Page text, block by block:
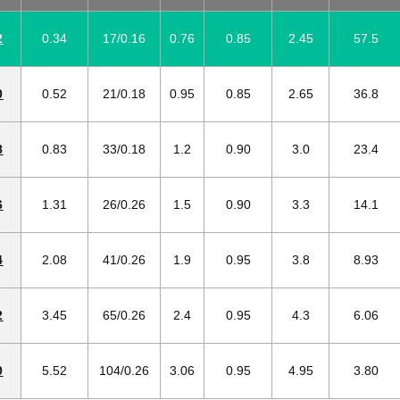
0.34 17/0.16 0.76 0.85 2.45 57.5
0.52 21/0.18 0.95 0.85 2.65 36.8
0.83 33/0.18 1.2 0.90 3.0 23.4
1.31 26/0.26 1.5 0.90 3.3 14.1
2.08 41/0.26 1.9 0.95 3.8 8.93
3.45 65/0.26 2.4 0.95 4.3 6.06
5.52 104/0.26 3.06 0.95 4.95 3.80